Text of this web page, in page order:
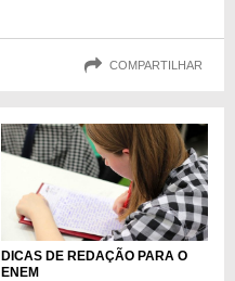
COMPARTILHAR
DICAS DE REDAÇÃO PARA O
ENEM